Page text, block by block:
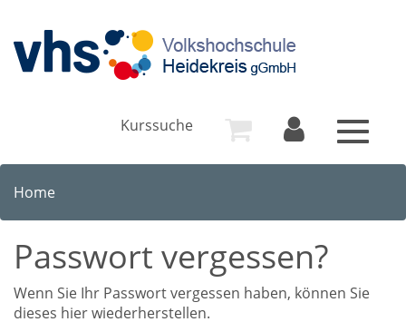
Kurssuche
Toggle
Home
Passwort vergessen?
Wenn Sie Ihr Passwort vergessen haben, können Sie
dieses hier wiederherstellen.